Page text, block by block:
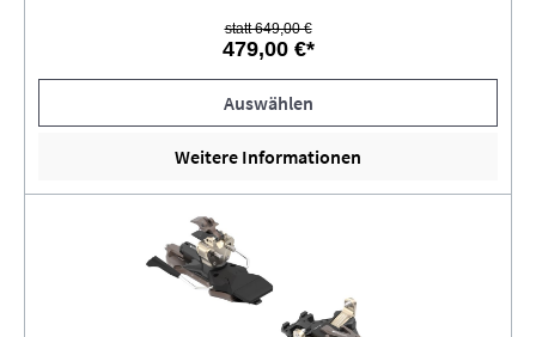
statt 649,00 €
479,00 €*
Auswählen
Weitere Informationen